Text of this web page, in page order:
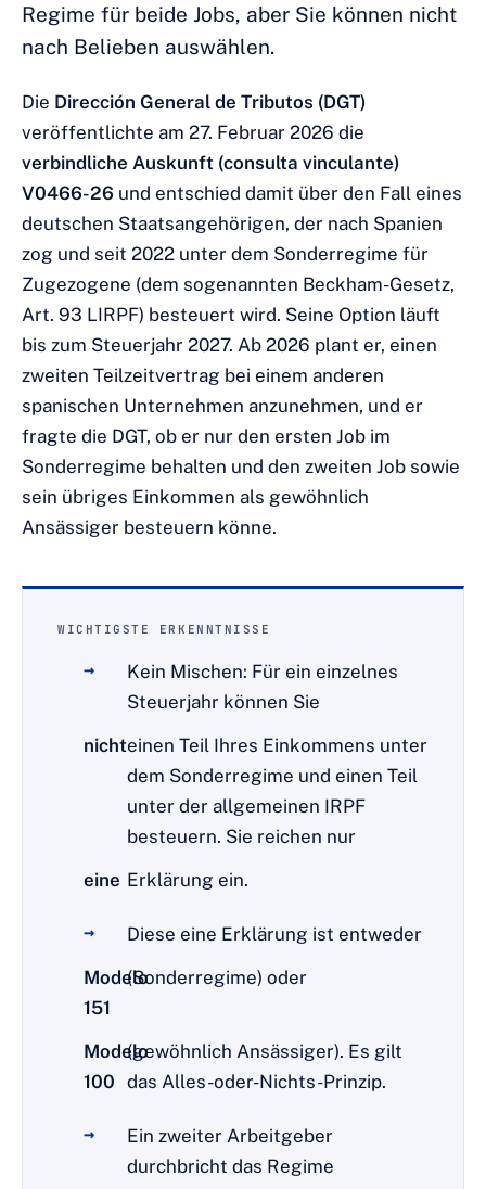
Regime für beide Jobs, aber Sie können nicht
nach Belieben auswählen.
Die Dirección General de Tributos (DGT)
veröffentlichte am 27. Februar 2026 die
verbindliche Auskunft (consulta vinculante)
V0466-26 und entschied damit über den Fall eines
deutschen Staatsangehörigen, der nach Spanien
zog und seit 2022 unter dem Sonderregime für
Zugezogene (dem sogenannten Beckham-Gesetz,
Art. 93 LIRPF) besteuert wird. Seine Option läuft
bis zum Steuerjahr 2027. Ab 2026 plant er, einen
zweiten Teilzeitvertrag bei einem anderen
spanischen Unternehmen anzunehmen, und er
fragte die DGT, ob er nur den ersten Job im
Sonderregime behalten und den zweiten Job sowie
sein übriges Einkommen als gewöhnlich
Ansässiger besteuern könne.
WICHTIGSTE ERKENNTNISSE
Kein Mischen: Für ein einzelnes
Steuerjahr können Sie
nichteinen Teil Ihres Einkommens unter
dem Sonderregime und einen Teil
unter der allgemeinen IRPF
besteuern. Sie reichen nur
eine Erklärung ein.
Diese eine Erklärung ist entweder
Modelo
151
(Sonderregime) oder
Modelo
100
(gewöhnlich Ansässiger). Es gilt
das Alles-oder-Nichts-Prinzip.
Ein zweiter Arbeitgeber
durchbricht das Regime